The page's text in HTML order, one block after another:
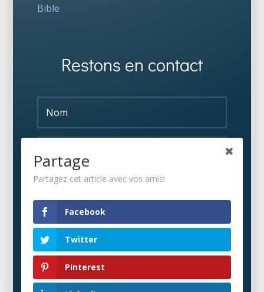
Bible
Restons en contact
Partage
Partagez cet article avec vos amis!
Facebook
Twitter
Pinterest